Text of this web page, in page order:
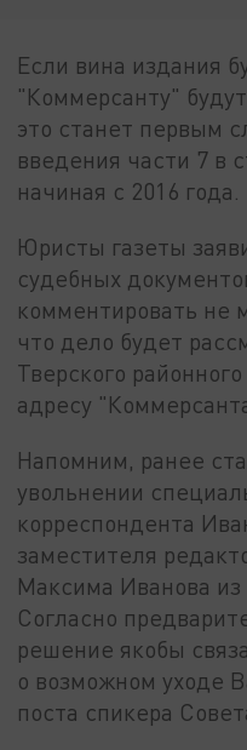
Если вина издания
"Коммерсанту"
это станет первым
введения части 7 в
начиная с 2016 года.
Юристы газеты
судебных
комментировать не
что дело будет
Тверского
адресу
Напомним, ранее
увольнении
корреспондента
заместителя
Максима Иванова
Согласно
решение якобы
о возможном уходе
поста спикера